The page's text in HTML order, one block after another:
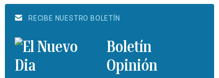
RECIBE NUESTRO BOLETÍN
Boletín
Opinión